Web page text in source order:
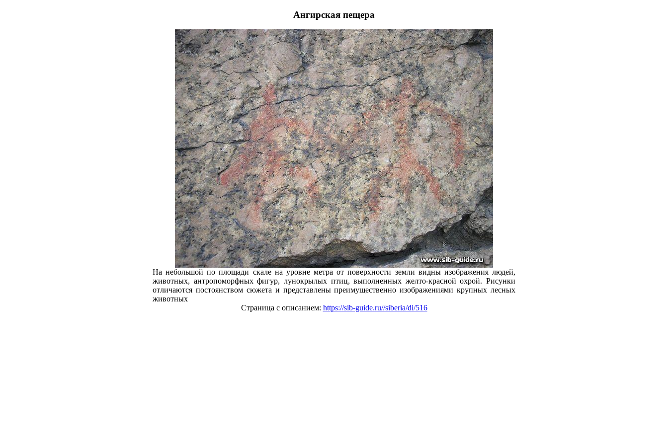
Ангирская пещера
На небольшой по площади скале на уровне метра от поверхности земли видны изображения людей,
животных, антропоморфных фигур, лунокрылых птиц, выполненных желто-красной охрой. Рисунки
отличаются постоянством сюжета и представлены преимущественно изображениями крупных лесных
животных
Страница с описанием: https://sib-guide.ru//siberia/di/516